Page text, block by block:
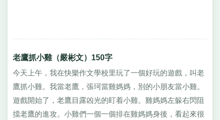
老鷹抓小雞（嚴彬文）150字
今天上午，我在快樂作文學校里玩了一個好玩的遊戲，叫老
鷹抓小雞。我當老鷹，張珂當雞媽媽，別的小朋友當小雞。
遊戲開始了，老鷹目露凶光的盯着小雞。雞媽媽左躲右閃阻
擋老鷹的進攻。小雞們一個一個排在雞媽媽身後，看起來很